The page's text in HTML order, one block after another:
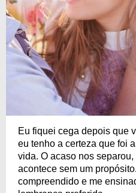
Eu fiquei cega depois que
eu tenho a certeza que foi
vida. O acaso nos
acontece sem um
compreendido e me